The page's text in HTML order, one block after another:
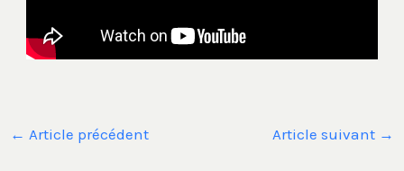
← Article précédent Article suivant →